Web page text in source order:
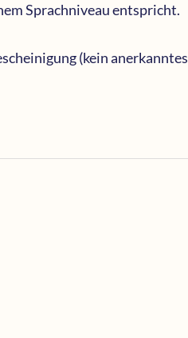
Sprachniveau entspricht.
(kein anerkanntes